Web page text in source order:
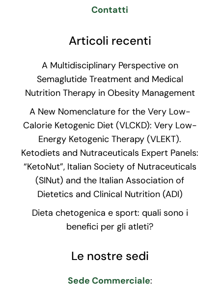
Contatti
Articoli recenti
A Multidisciplinary Perspective on
Semaglutide Treatment and Medical
Nutrition Therapy in Obesity Management
A New Nomenclature for the Very Low-
Calorie Ketogenic Diet (VLCKD): Very Low-
Energy Ketogenic Therapy (VLEKT).
Ketodiets and Nutraceuticals Expert Panels:
“KetoNut”, Italian Society of Nutraceuticals
(SINut) and the Italian Association of
Dietetics and Clinical Nutrition (ADI)
Dieta chetogenica e sport: quali sono i
benefici per gli atleti?
Le nostre sedi
Sede Commerciale: